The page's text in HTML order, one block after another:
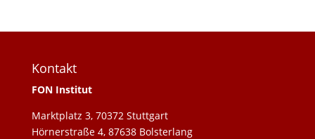
Kontakt
FON Institut
Marktplatz 3, 70372 Stuttgart
Hörnerstraße 4, 87638 Bolsterlang